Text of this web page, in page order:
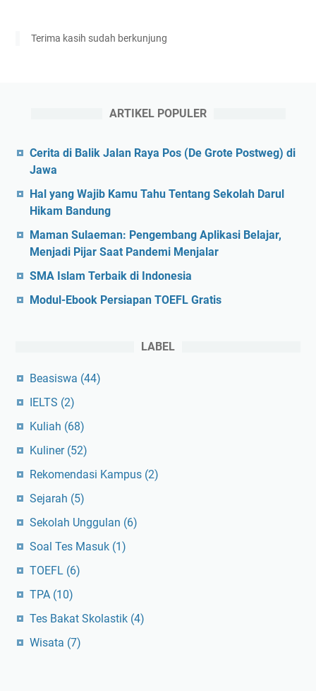
Terima kasih sudah berkunjung
ARTIKEL POPULER
Cerita di Balik Jalan Raya Pos (De Grote Postweg) di
Jawa
Hal yang Wajib Kamu Tahu Tentang Sekolah Darul
Hikam Bandung
Maman Sulaeman: Pengembang Aplikasi Belajar,
Menjadi Pijar Saat Pandemi Menjalar
SMA Islam Terbaik di Indonesia
Modul-Ebook Persiapan TOEFL Gratis
LABEL
Beasiswa (44)
IELTS (2)
Kuliah (68)
Kuliner (52)
Rekomendasi Kampus (2)
Sejarah (5)
Sekolah Unggulan (6)
Soal Tes Masuk (1)
TOEFL (6)
TPA (10)
Tes Bakat Skolastik (4)
Wisata (7)